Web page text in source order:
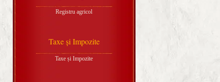
Registru agricol
Taxe și Impozite
Taxe și Impozite